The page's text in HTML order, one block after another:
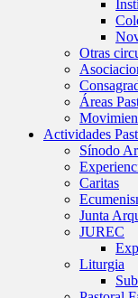
Otras
Áreas
Actividades
Sínodo
Caritas
Junta
JUREC
Liturgia